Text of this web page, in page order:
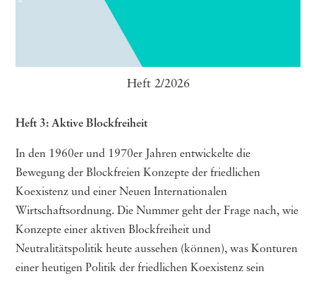
Heft 2/2026
Heft 3: Aktive Blockfreiheit
In den 1960er und 1970er Jahren entwickelte die
Bewegung der Blockfreien Konzepte der friedlichen
Koexistenz und einer Neuen Internationalen
Wirtschaftsordnung. Die Nummer geht der Frage nach, wie
Konzepte einer aktiven Blockfreiheit und
Neutralitätspolitik heute aussehen (können), was Konturen
einer heutigen Politik der friedlichen Koexistenz sein